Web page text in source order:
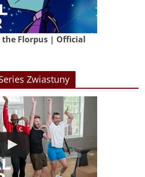
the Florpus | Official
Zwiastuny